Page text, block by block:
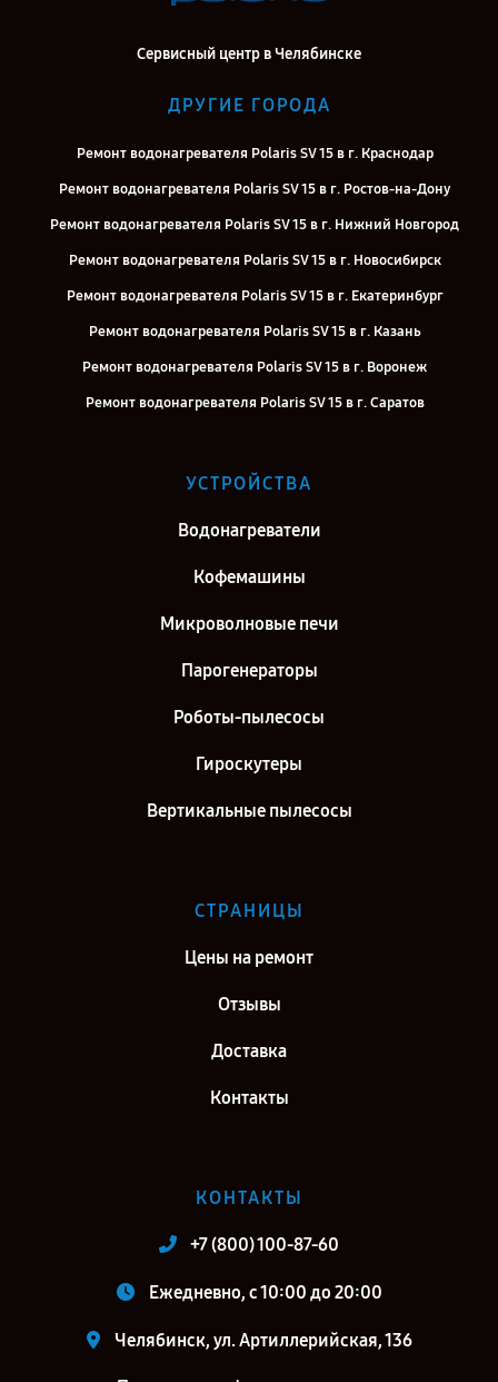
Сервисный центр в Челябинске
ДРУГИЕ ГОРОДА
Ремонт водонагревателя Polaris SV 15 в г. Краснодар
Ремонт водонагревателя Polaris SV 15 в г. Ростов-на-Дону
Ремонт водонагревателя Polaris SV 15 в г. Нижний Новгород
Ремонт водонагревателя Polaris SV 15 в г. Новосибирск
Ремонт водонагревателя Polaris SV 15 в г. Екатеринбург
Ремонт водонагревателя Polaris SV 15 в г. Казань
Ремонт водонагревателя Polaris SV 15 в г. Воронеж
Ремонт водонагревателя Polaris SV 15 в г. Саратов
Ремонт водонагревателя Polaris SV 15 в г. Киров
Ремонт водонагревателя Polaris SV 15 в г. Санкт-Петербург
УСТРОЙСТВА
Водонагреватели
Кофемашины
Микроволновые печи
Парогенераторы
Роботы-пылесосы
Гироскутеры
Вертикальные пылесосы
СТРАНИЦЫ
Цены на ремонт
Отзывы
Доставка
Контакты
КОНТАКТЫ
+7 (800) 100-87-60
Ежедневно, с 10:00 до 20:00
Челябинск, ул. Артиллерийская, 136